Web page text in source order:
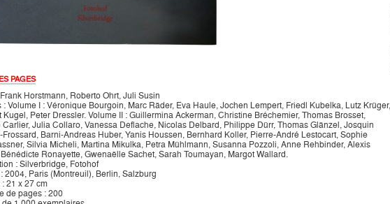
PAGES
Horstmann, Roberto Ohrt, Juli Susin
: Volume I : Véronique Bourgoin, Marc Räder, Eva Haule, Jochen Lempert, Friedl Kubelka, Lutz Krüger,
Kugel, Peter Dressler. Volume II : Guillermina Ackerman, Christine Bréchemier, Thomas Brosset,
Carlier, Julia Collaro, Vanessa Deflache, Nicolas Delbard, Philippe Dürr, Thomas Glänzel, Josquin
Frossard, Barni-Andreas Huber, Yanis Houssen, Bernhard Koller, Pierre-André Lestocart, Sophie
Silvia Micheli, Martina Mikulka, Petra Mühlmann, Susanna Pozzoli, Anne Rehbinder, Alexis
Ronayette, Gwenaëlle Sachet, Sarah Toumayan, Margot Wallard.
: Silverbridge, Fotohof
2004, Paris (Montreuil), Berlin, Salzburg
: 21 x 27 cm
de pages : 200